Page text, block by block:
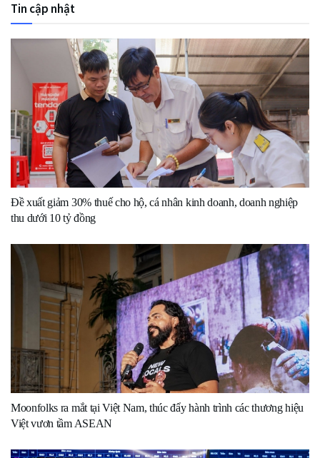
Tin cập nhật
Đề xuất giảm 30% thuế cho hộ, cá nhân kinh doanh, doanh nghiệp
thu dưới 10 tỷ đồng
Moonfolks ra mắt tại Việt Nam, thúc đẩy hành trình các thương hiệu
Việt vươn tầm ASEAN